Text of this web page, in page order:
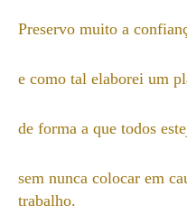
Preservo muito a
e como tal elaborei um
de forma a que todos
sem nunca colocar em
trabalho.